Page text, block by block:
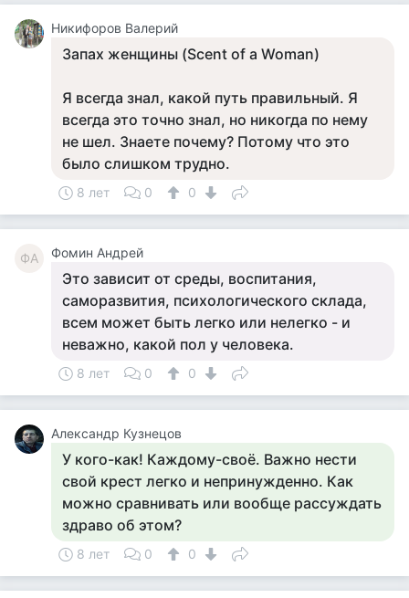
Никифоров Валерий
Запах женщины (Scent of a Woman)
Я всегда знал, какой путь правильный. Я
всегда это точно знал, но никогда по нему
не шел. Знаете почему? Потому что это
было слишком трудно.
8 лет 0 0
ФА Фомин Андрей
Это зависит от среды, воспитания,
саморазвития, психологического склада,
всем может быть легко или нелегко - и
неважно, какой пол у человека.
8 лет 0 0
Александр Кузнецов
У кого-как! Каждому-своё. Важно нести
свой крест легко и непринужденно. Как
можно сравнивать или вообще рассуждать
здраво об этом?
8 лет 0 0